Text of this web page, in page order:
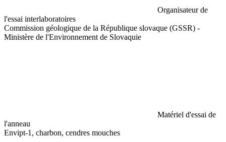
Organisateur de
l'essai interlaboratoires
Commission géologique de la République slovaque (GSSR) -
Ministère de l'Environnement de Slovaquie
Matériel d'essai de
l'anneau
Envipt-1, charbon, cendres mouches